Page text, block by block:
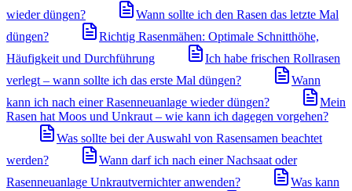
wieder düngen?
Wann sollte ich den Rasen das letzte Mal
düngen?
Richtig Rasenmähen: Optimale Schnitthöhe,
Häufigkeit und Durchführung
Ich habe frischen Rollrasen
verlegt – wann sollte ich das erste Mal düngen?
Wann
kann ich nach einer Rasenneuanlage wieder düngen?
Mein
Rasen hat Moos und Unkraut – wie kann ich dagegen vorgehen?
Was sollte bei der Auswahl von Rasensamen beachtet
werden?
Wann darf ich nach einer Nachsaat oder
Rasenneuanlage Unkrautvernichter anwenden?
Was kann